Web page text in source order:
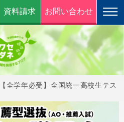
資料請求 お問い合わせ
【全学年必受】全国統一高校生テス